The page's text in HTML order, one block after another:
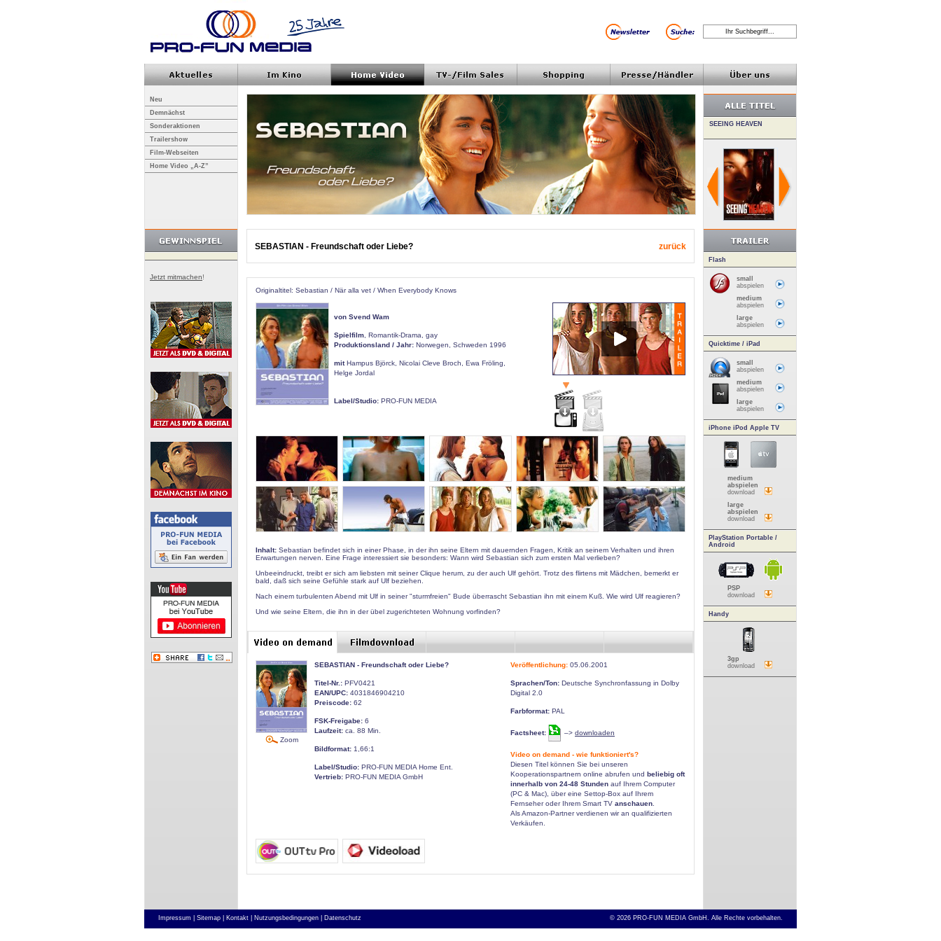
Neu
Demnächst
Sonderaktionen
Trailershow
Film-Webseiten
Home Video „A-Z”
Jetzt mitmachen!
SEBASTIAN - Freundschaft oder Liebe? zurück
Originaltitel: Sebastian / När alla vet / When Everybody Knows
von Svend Wam
Spielfilm , Romantik-Drama, gay
Produktionsland / Jahr: Norwegen, Schweden 1996
mitHampus Björck, Nicolai Cleve Broch, Ewa Fröling,
Helge Jordal
Label/Studio: PRO-FUN MEDIA
Inhalt: Sebastian befindet sich in einer Phase, in der ihn seine Eltern mit dauernden Fragen, Kritik an seinem Verhalten und ihren
Erwartungen nerven. Eine Frage interessiert sie besonders: Wann wird Sebastian sich zum ersten Mal verlieben?
Unbeeindruckt, treibt er sich am liebsten mit seiner Clique herum, zu der auch Ulf gehört. Trotz des flirtens mit Mädchen, bemerkt er
bald, daß sich seine Gefühle stark auf Ulf beziehen.
Nach einem turbulenten Abend mit Ulf in seiner "sturmfreien" Bude überrascht Sebastian ihn mit einem Kuß. Wie wird Ulf reagieren?
Und wie seine Eltern, die ihn in der übel zugerichteten Wohnung vorfinden?
Zoom
SEBASTIAN - Freundschaft oder Liebe?
Titel-Nr.: PFV0421
EAN/UPC: 4031846904210
Preiscode: 62
FSK-Freigabe: 6
Laufzeit: ca. 88 Min.
Bildformat: 1,66:1
Label/Studio: PRO-FUN MEDIA Home Ent.
Vertrieb: PRO-FUN MEDIA GmbH
Veröffentlichung: 05.06.2001
Sprachen/Ton: Deutsche Synchronfassung in Dolby
Digital 2.0
Farbformat: PAL
Factsheet: –> downloaden
Video on demand - wie funktioniert's?
Diesen Titel können Sie bei unseren
Kooperationspartnern online abrufen und beliebig oft
innerhalb von 24-48 Stunden auf Ihrem Computer
(PC & Mac), über eine Settop-Box auf Ihrem
Fernseher oder Ihrem Smart TV anschauen
Als Amazon-Partner verdienen wir an qualifizierten
Verkäufen.
Flash
small
abspielen
medium
abspielen
large
abspielen
Quicktime / iPad
small
abspielen
medium
abspielen
large
abspielen
iPhone iPod Apple TV
medium
abspielen
download
large
abspielen
download
PlayStation Portable /
Android
PSP
download
Handy
3gp
download
Impressum | Sitemap | Kontakt | Nutzungsbedingungen | Datenschutz © 2026 PRO-FUN MEDIA GmbH. Alle Rechte vorbehalten.